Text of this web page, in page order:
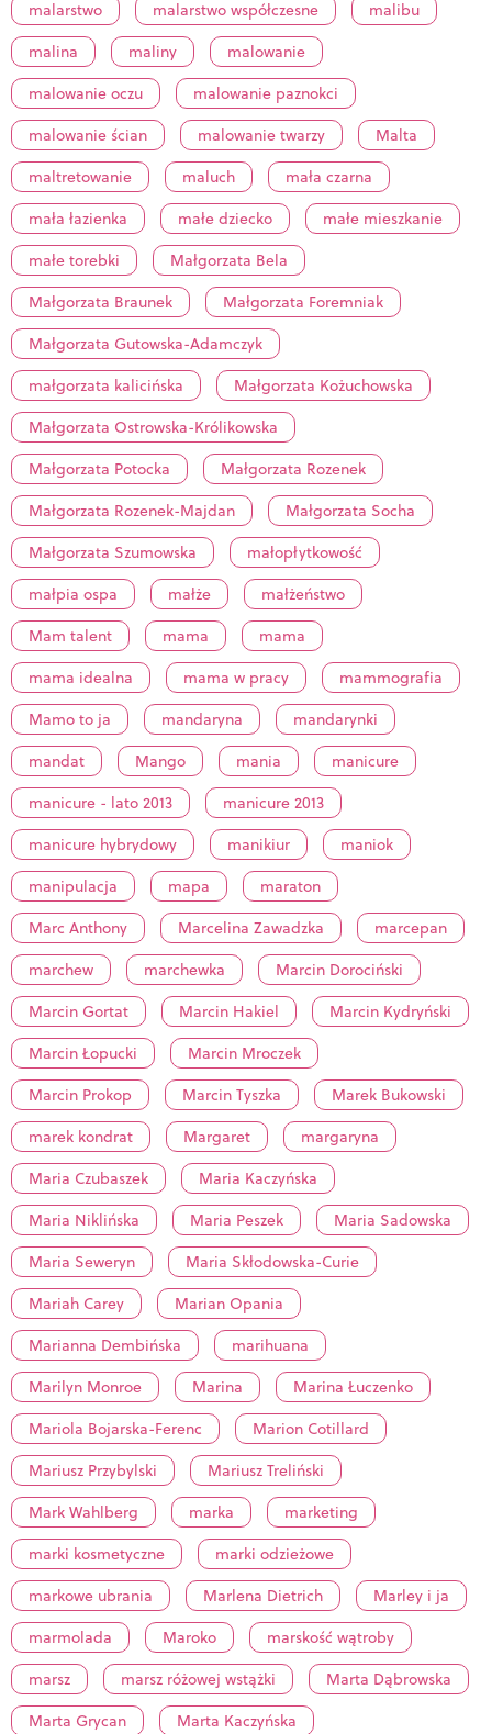
malarstwo
malarstwo współczesne
malibu
malina
maliny
malowanie
malowanie oczu
malowanie paznokci
malowanie ścian
malowanie twarzy
Malta
maltretowanie
maluch
mała czarna
mała łazienka
małe dziecko
małe mieszkanie
małe torebki
Małgorzata Bela
Małgorzata Braunek
Małgorzata Foremniak
Małgorzata Gutowska-Adamczyk
małgorzata kalicińska
Małgorzata Kożuchowska
Małgorzata Ostrowska-Królikowska
Małgorzata Potocka
Małgorzata Rozenek
Małgorzata Rozenek-Majdan
Małgorzata Socha
Małgorzata Szumowska
małopłytkowość
małpia ospa
małże
małżeństwo
Mam talent
mama
mama
mama idealna
mama w pracy
mammografia
Mamo to ja
mandaryna
mandarynki
mandat
Mango mania
manicure
manicure - lato 2013
manicure 2013
manicure hybrydowy
manikiur
maniok
manipulacja
mapa
maraton
Marc Anthony
Marcelina Zawadzka
marcepan
marchew
marchewka
Marcin Dorociński
Marcin Gortat
Marcin Hakiel
Marcin Kydryński
Marcin Łopucki
Marcin Mroczek
Marcin Prokop
Marcin Tyszka
Marek Bukowski
marek kondrat
Margaret
margaryna
Maria Czubaszek
Maria Kaczyńska
Maria Niklińska
Maria Peszek
Maria Sadowska
Maria Seweryn
Maria Skłodowska-Curie
Mariah Carey
Marian Opania
Marianna Dembińska
marihuana
Marilyn Monroe
Marina
Marina Łuczenko
Mariola Bojarska-Ferenc
Marion Cotillard
Mariusz Przybylski
Mariusz Treliński
Mark Wahlberg
marka
marketing
marki kosmetyczne
marki odzieżowe
markowe ubrania
Marlena Dietrich
Marley i ja
marmolada
Maroko
marskość wątroby
marsz
marsz różowej wstążki
Marta Dąbrowska
Marta Grycan
Marta Kaczyńska